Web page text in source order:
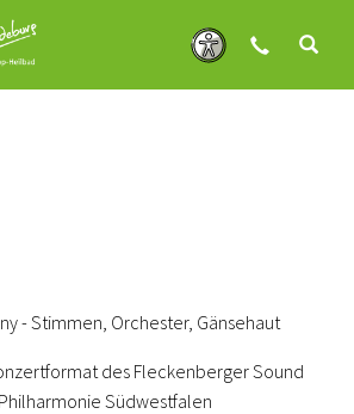
- Stimmen, Orchester, Gänsehaut
des Fleckenberger Sound
Südwestfalen